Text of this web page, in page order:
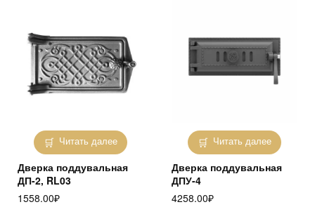
Читать далее
Дверка поддувальная
ДП-2, RL03
1558.00₽
Читать далее
Дверка поддувальная
ДПУ-4
4258.00₽